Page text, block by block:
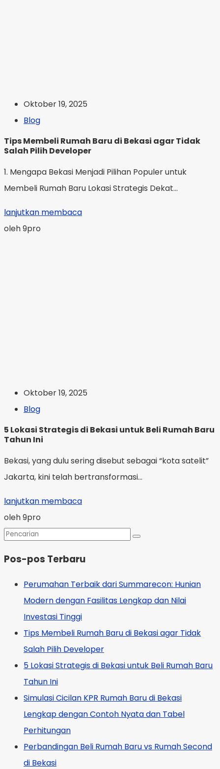
Oktober 19, 2025
Blog
Tips Membeli Rumah Baru di Bekasi agar Tidak
Salah Pilih Developer
1. Mengapa Bekasi Menjadi Pilihan Populer untuk
Membeli Rumah Baru Lokasi Strategis Dekat...
lanjutkan membaca
oleh 9pro
Oktober 19, 2025
Blog
5 Lokasi Strategis di Bekasi untuk Beli Rumah Baru
Tahun Ini
Bekasi, yang dulu sering disebut sebagai “kota satelit”
Jakarta, kini telah bertransformasi...
lanjutkan membaca
oleh 9pro
Pos-pos Terbaru
Perumahan Terbaik dari Summarecon: Hunian
Modern dengan Fasilitas Lengkap dan Nilai
Investasi Tinggi
Tips Membeli Rumah Baru di Bekasi agar Tidak
Salah Pilih Developer
5 Lokasi Strategis di Bekasi untuk Beli Rumah Baru
Tahun Ini
Simulasi Cicilan KPR Rumah Baru di Bekasi
Lengkap dengan Contoh Nyata dan Tabel
Perhitungan
Perbandingan Beli Rumah Baru vs Rumah Second
di Bekasi